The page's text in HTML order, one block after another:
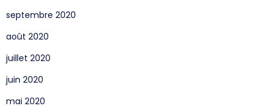
septembre 2020
août 2020
juillet 2020
juin 2020
mai 2020